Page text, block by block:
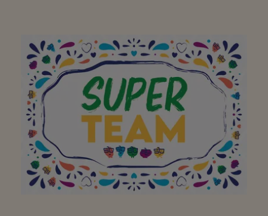
Hello, j'espère de tout